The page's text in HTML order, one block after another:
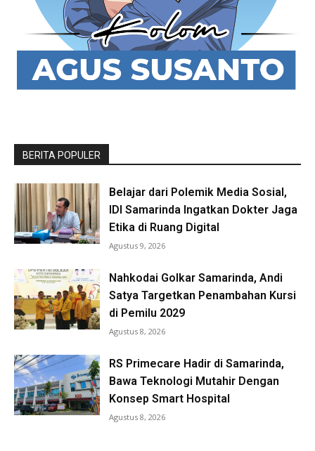
BERITA POPULER
Belajar dari Polemik Media Sosial,
IDI Samarinda Ingatkan Dokter Jaga
Etika di Ruang Digital
Agustus 9, 2026
Nahkodai Golkar Samarinda, Andi
Satya Targetkan Penambahan Kursi
di Pemilu 2029
Agustus 8, 2026
RS Primecare Hadir di Samarinda,
Bawa Teknologi Mutahir Dengan
Konsep Smart Hospital
Agustus 8, 2026